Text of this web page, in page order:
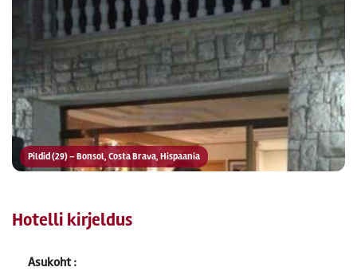
Pildid (29) – Bonsol, Costa Brava, Hispaania
Hotelli kirjeldus
Asukoht :